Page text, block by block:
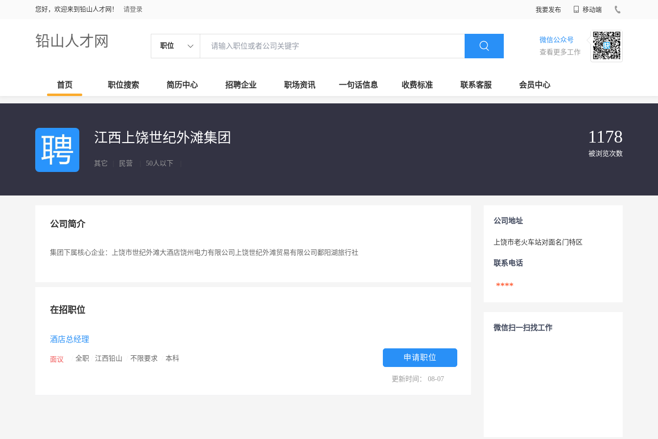
您好，欢迎来到铅山人才网！ 请登录 我要发布 移动端
铅山人才网 职位
微信公众号
查看更多工作
首页 职位搜索 简历中心 招聘企业 职场资讯 一句话信息 收费标准 联系客服 会员中心
江西上饶世纪外滩集团
其它 民营 50人以下
1178
被浏览次数
公司简介
集团下属核心企业：上饶市世纪外滩大酒店饶州电力有限公司上饶世纪外滩贸易有限公司鄱阳湖旅行社
在招职位
酒店总经理
面议 全职 江西铅山 不限要求 本科 申请职位
更新时间： 08-07
公司地址
上饶市老火车站对面名门特区
联系电话
****
微信扫一扫找工作